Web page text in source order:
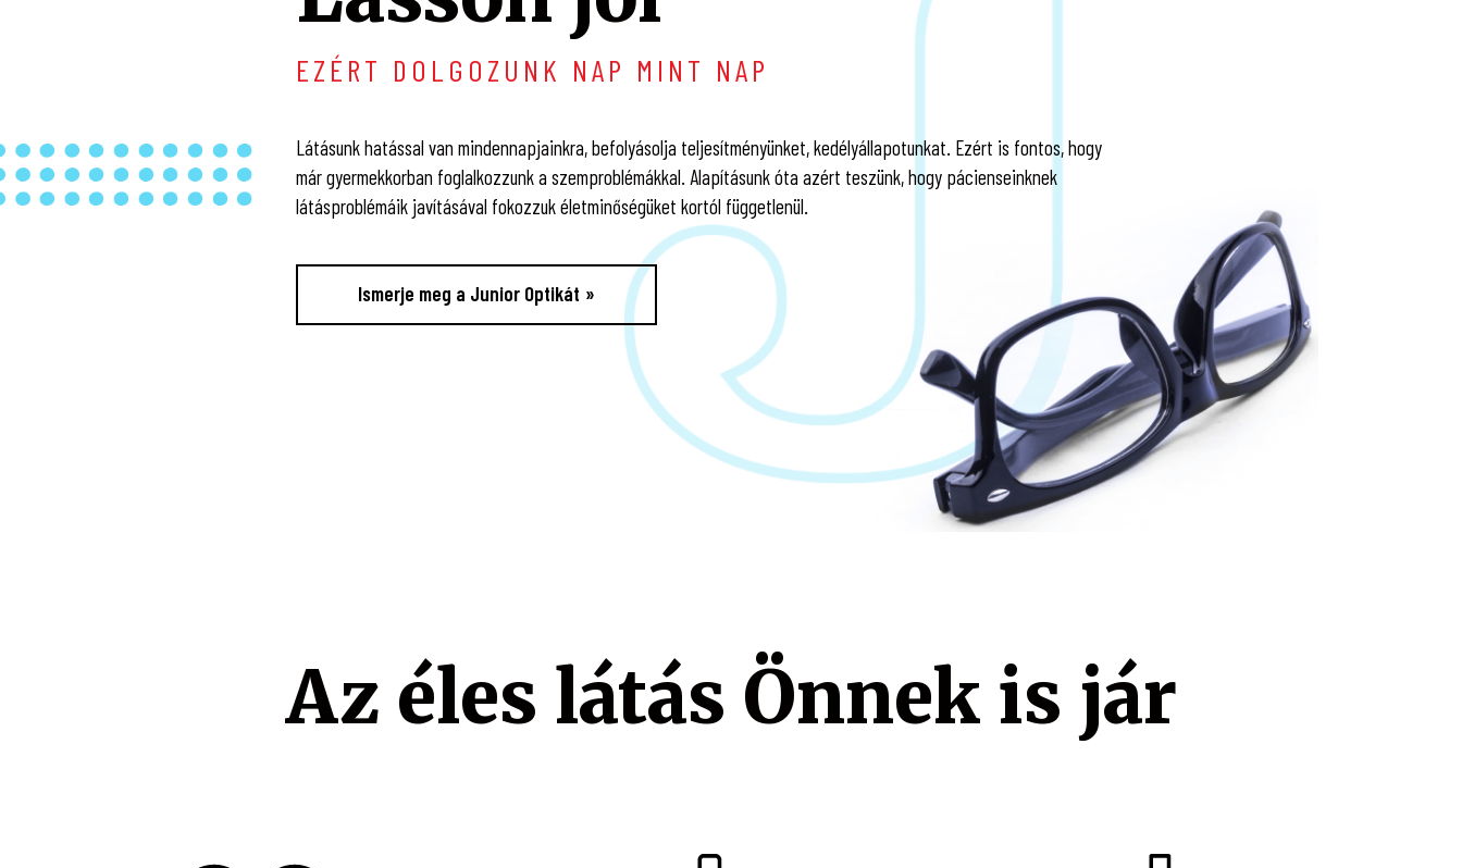
EZÉRT DOLGOZUNK NAP MINT NAP
Látásunk hatással van mindennapjainkra, befolyásolja teljesítményünket, kedélyállapotunkat. Ezért is fontos, hogy
már gyermekkorban foglalkozzunk a szemproblémákkal. Alapításunk óta azért teszünk, hogy pácienseinknek
látásproblémáik javításával fokozzuk életminőségüket kortól függetlenül.
Ismerje meg a Junior Optikát
Az éles látás Önnek is jár